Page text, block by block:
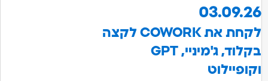
לקחת את COWORK לקצה
בקלוד, ג'מיניי, GPT